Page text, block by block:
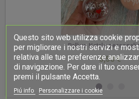
Palline Natale
3,50 €
Questo sito web utilizza cookie
per migliorare i nostri servizi e
relativa alle tue preferenze
di navigazione. Per dare il tuo
premi il pulsante Accetta.
Piú info Personalizzare i cookie